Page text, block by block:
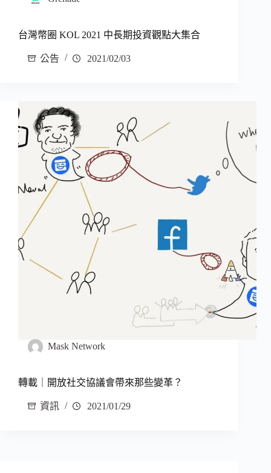
台灣幣圈 KOL 2021 中長期投資觀點大集合
公告 2021/02/03
Mask Network
轉載｜開放社交協議會帶來那些變革？
資訊 2021/01/29